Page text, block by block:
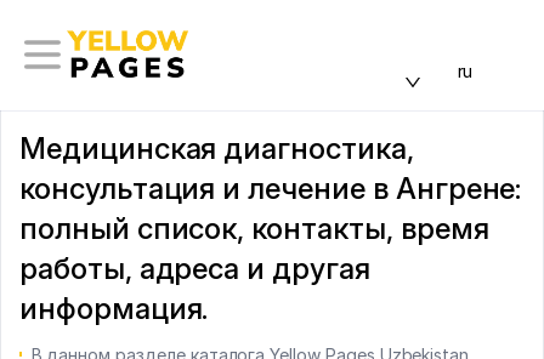
ru
Медицинская диагностика,
консультация и лечение в Ангрене:
полный список, контакты, время
работы, адреса и другая
информация.
В данном разделе каталога Yellow Pages Uzbekistan